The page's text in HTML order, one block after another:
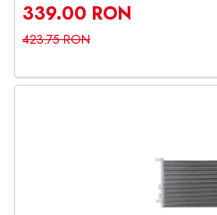
339.00 RON
423.75 RON